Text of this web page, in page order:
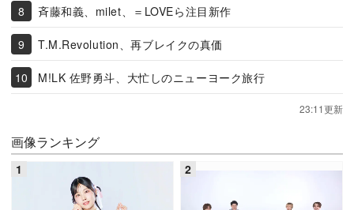
斉藤和義、milet、＝LOVEら注目新作
T.M.Revolution、再ブレイクの真価
M!LK 佐野勇斗、大忙しのニューヨーク旅行
23:11更新
画像ランキング